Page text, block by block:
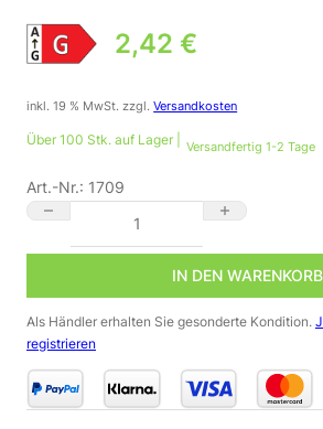
2,42 €
inkl. 19 % MwSt. zzgl.Versandkosten
Über 100 Stk. auf Lager | Versandfertig 1-2 Tage
Art.-Nr.: 1709
LED Modul neutralweiß 4500 Kelvin
IN DEN WARENKORB
Als Händler erhalten Sie gesonderte Kondition.
registrieren